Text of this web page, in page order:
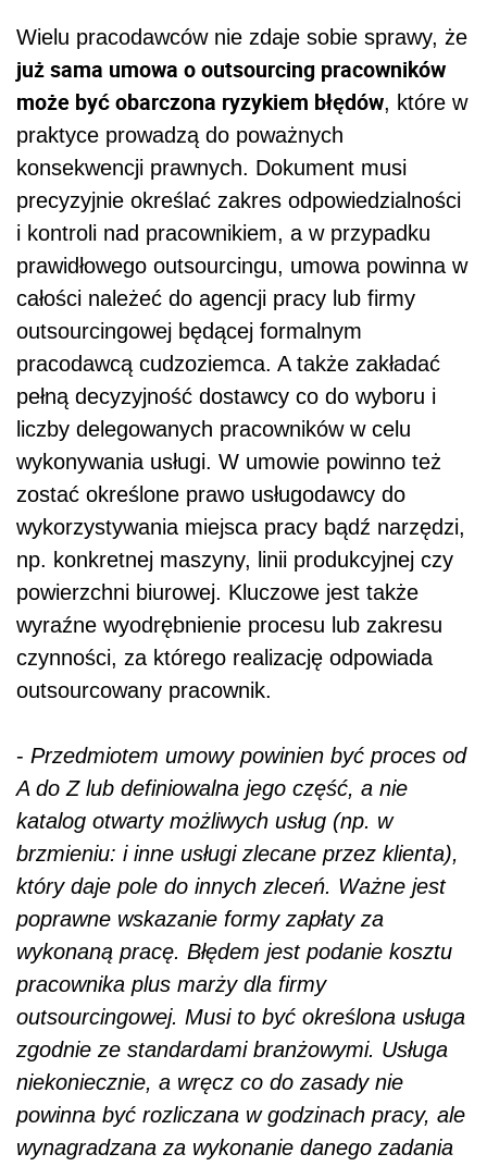
Wielu pracodawców nie zdaje sobie sprawy, że
już sama umowa o outsourcing pracowników
może być obarczona ryzykiem błędów, które w
praktyce prowadzą do poważnych
konsekwencji prawnych. Dokument musi
precyzyjnie określać zakres odpowiedzialności
i kontroli nad pracownikiem, a w przypadku
prawidłowego outsourcingu, umowa powinna w
całości należeć do agencji pracy lub firmy
outsourcingowej będącej formalnym
pracodawcą cudzoziemca. A także zakładać
pełną decyzyjność dostawcy co do wyboru i
liczby delegowanych pracowników w celu
wykonywania usługi. W umowie powinno też
zostać określone prawo usługodawcy do
wykorzystywania miejsca pracy bądź narzędzi,
np. konkretnej maszyny, linii produkcyjnej czy
powierzchni biurowej. Kluczowe jest także
wyraźne wyodrębnienie procesu lub zakresu
czynności, za którego realizację odpowiada
outsourcowany pracownik.
- Przedmiotem umowy powinien być proces od
A do Z lub definiowalna jego część, a nie
katalog otwarty możliwych usług (np. w
brzmieniu: i inne usługi zlecane przez klienta),
który daje pole do innych zleceń. Ważne jest
poprawne wskazanie formy zapłaty za
wykonaną pracę. Błędem jest podanie kosztu
pracownika plus marży dla firmy
outsourcingowej. Musi to być określona usługa
zgodnie ze standardami branżowymi. Usługa
niekoniecznie, a wręcz co do zasady nie
powinna być rozliczana w godzinach pracy, ale
wynagradzana za wykonanie danego zadania